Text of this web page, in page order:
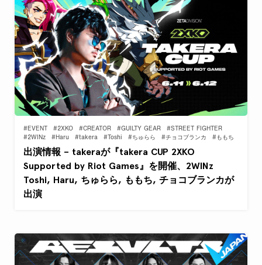
#EVENT #2XKO #CREATOR #GUILTY GEAR
#STREET FIGHTER
#2WINz
#Haru #takera #Toshi #ちゅらら #チョコブランカ #ももち
出演情報 – takeraが『takera CUP 2XKO
Supported by Riot Games』を開催、2WINz
Toshi, Haru, ちゅらら, ももち, チョコブランカが
出演